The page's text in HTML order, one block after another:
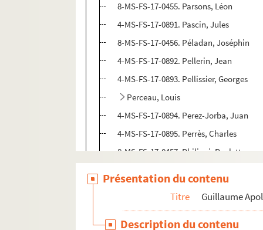
8-MS-FS-17-0455. Parsons, Léon
4-MS-FS-17-0891. Pascin, Jules
8-MS-FS-17-0456. Péladan, Joséphin
4-MS-FS-17-0892. Pellerin, Jean
4-MS-FS-17-0893. Pellissier, Georges
Perceau, Louis
4-MS-FS-17-0894. Perez-Jorba, Juan
4-MS-FS-17-0895. Perrès, Charles
8-MS-FS-17-0457. Philippi, Paulette
4-MS-FS-17-0922. Piéret, Géry
Présentation du contenu
Titre Guillaume
Description du contenu